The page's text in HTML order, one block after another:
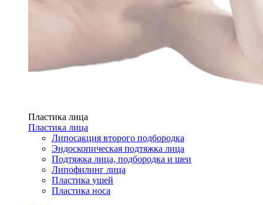
Пластика лица
Пластика лица
Липосакция второго подбородка
Эндоскопическая подтяжка лица
Подтяжка лица, подбородка и шеи
Липофилинг лица
Пластика ушей
Пластика носа